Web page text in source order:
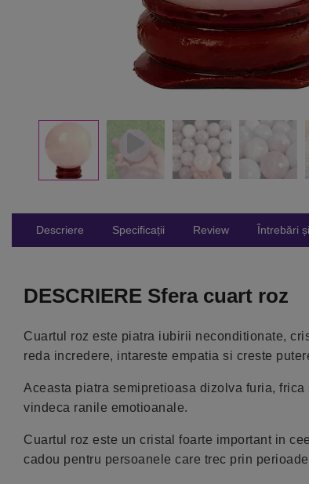
Descriere Specificații Review Întrebări
DESCRIERE Sfera cuart roz
Cuartul roz este piatra iubirii neconditionate,
reda incredere, intareste empatia si creste
Aceasta piatra semipretioasa dizolva furia,
vindeca ranile emotioanale.
Cuartul roz este un cristal foarte important in
cadou pentru persoanele care trec prin